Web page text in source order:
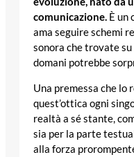
comunicazione. È un
ama seguire schemi
sonora che trovate
domani potrebbe
Una premessa che lo
quest’ottica ogni
realtà a sé stante,
sia per la parte
alla forza